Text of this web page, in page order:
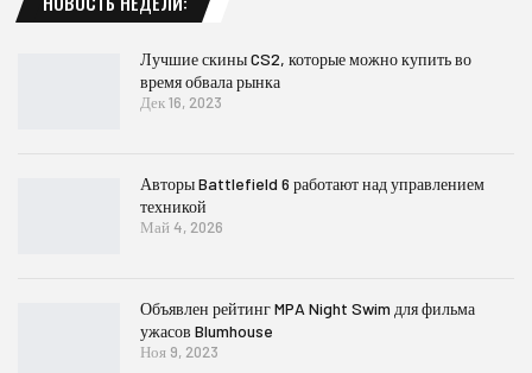
Лучшие скины CS2, которые можно купить во
время обвала рынка
Дек 16, 2023
Авторы Battlefield 6 работают над управлением
техникой
Май 4, 2026
Объявлен рейтинг MPA Night Swim для фильма
ужасов Blumhouse
Ноя 9, 2023